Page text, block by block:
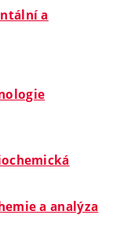
a
a analýza